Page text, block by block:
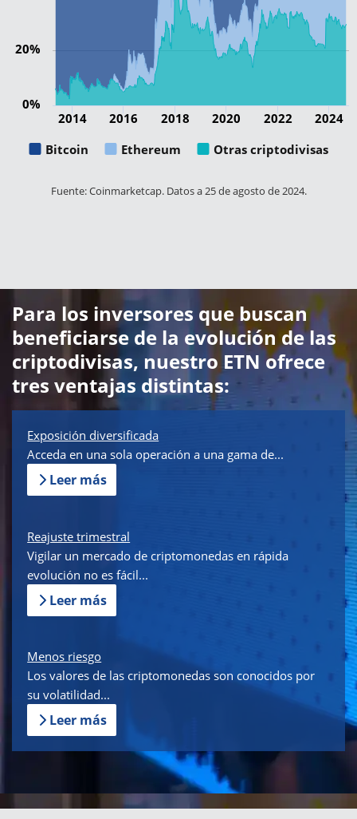
Bitcoin Ethereum Otras criptodivisas
2014 2016 2018 2020 2022 2024
0%
20%
Fuente: Coinmarketcap. Datos a 25 de agosto de 2024.
Para los inversores que buscan
beneficiarse de la evolución de las
criptodivisas, nuestro ETN ofrece
tres ventajas distintas:
Exposición diversificada
Acceda en una sola operación a una gama de...
Leer más
Reajuste trimestral
Vigilar un mercado de criptomonedas en rápida
evolución no es fácil...
Leer más
Menos riesgo
Los valores de las criptomonedas son conocidos por
su volatilidad...
Leer más